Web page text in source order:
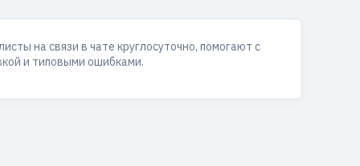
на связи в чате круглосуточно, помогают с
и типовыми ошибками.